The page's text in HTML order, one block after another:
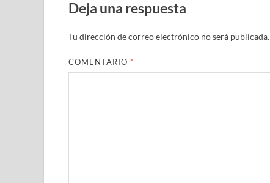
Deja una respuesta
Tu dirección de correo electrónico no será publicada.
COMENTARIO *